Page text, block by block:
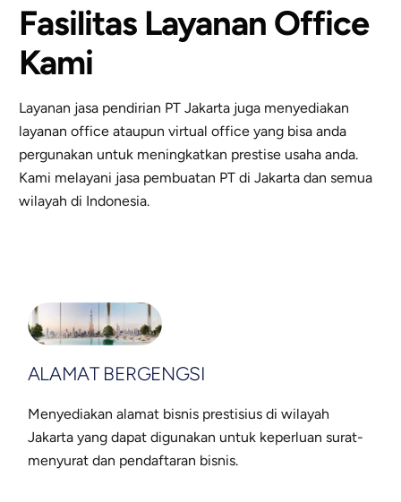
Fasilitas Layanan Office
Kami
Layanan jasa pendirian PT Jakarta juga menyediakan
layanan office ataupun virtual office yang bisa anda
pergunakan untuk meningkatkan prestise usaha anda.
Kami melayani jasa pembuatan PT di Jakarta dan semua
wilayah di Indonesia.
ALAMAT BERGENGSI
Menyediakan alamat bisnis prestisius di wilayah
Jakarta yang dapat digunakan untuk keperluan surat-
menyurat dan pendaftaran bisnis.